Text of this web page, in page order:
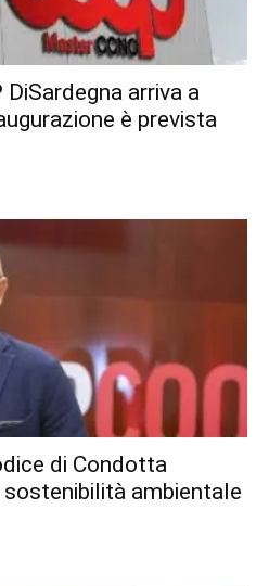
arriva a
è prevista
di Condotta
sostenibilità ambientale